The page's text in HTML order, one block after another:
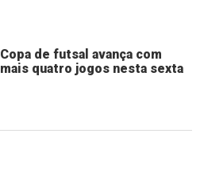
Copa de futsal avança com
mais quatro jogos nesta sexta